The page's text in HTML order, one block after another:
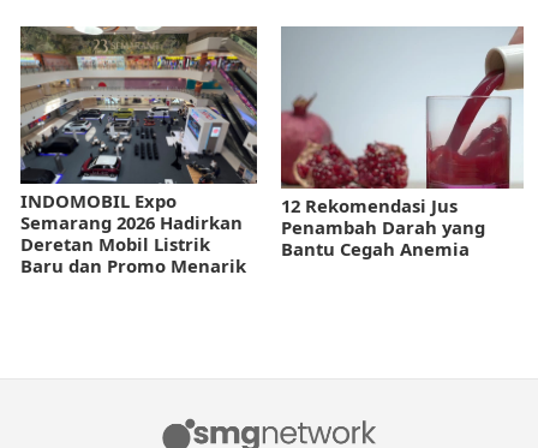
INDOMOBIL Expo
Semarang 2026 Hadirkan
Deretan Mobil Listrik
Baru dan Promo Menarik
12 Rekomendasi Jus
Penambah Darah yang
Bantu Cegah Anemia